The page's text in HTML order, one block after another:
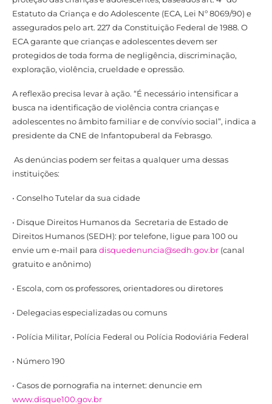
Estatuto da Criança e do Adolescente (ECA, Lei Nº 8069/90) e
assegurados pelo art. 227 da Constituição Federal de 1988. O
ECA garante que crianças e adolescentes devem ser
protegidos de toda forma de negligência, discriminação,
exploração, violência, crueldade e opressão.
A reflexão precisa levar à ação. “É necessário intensificar a
busca na identificação de violência contra crianças e
adolescentes no âmbito familiar e de convívio social”, indica a
presidente da CNE de Infantopuberal da Febrasgo.
As denúncias podem ser feitas a qualquer uma dessas
instituições:
• Conselho Tutelar da sua cidade
• Disque Direitos Humanos da Secretaria de Estado de
Direitos Humanos (SEDH): por telefone, ligue para 100 ou
envie um e-mail para disquedenuncia@sedh.gov.br (canal
gratuito e anônimo)
• Escola, com os professores, orientadores ou diretores
• Delegacias especializadas ou comuns
• Polícia Militar, Polícia Federal ou Polícia Rodoviária Federal
• Número 190
• Casos de pornografia na internet: denuncie em
www.disque100.gov.br